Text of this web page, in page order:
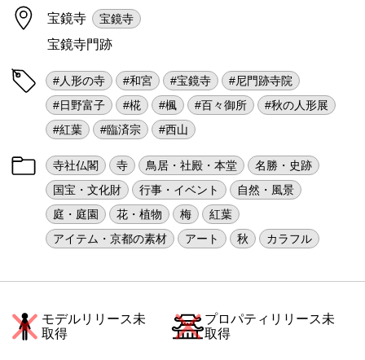
宝鏡寺 宝鏡寺
宝鏡寺門跡
#人形の寺 #和宮 #宝鏡寺
#尼門跡寺院
#日野富子
#椛 #楓 #百々御所
#秋の人形展
#紅葉
#臨済宗 #西山
寺社仏閣 寺 鳥居・社殿・本堂
名勝・史跡
国宝・文化財
行事・イベント
自然・風景
庭・庭園
花・植物 梅
紅葉
アイテム・京都の素材
アート 秋 カラフル
モデルリリース未
取得
プロパティリリース未
取得